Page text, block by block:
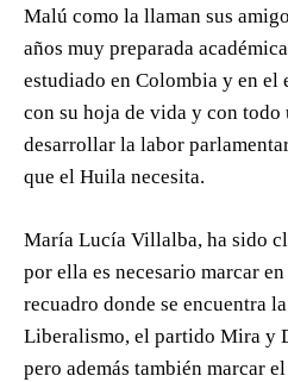
Malú como la llaman sus
años muy preparada
estudiado en Colombia y en el
con su hoja de vida y con todo
desarrollar la labor
que el Huila necesita.
María Lucía Villalba, ha sido
por ella es necesario marcar
recuadro donde se encuentra
Liberalismo, el partido Mira y
pero además también marcar